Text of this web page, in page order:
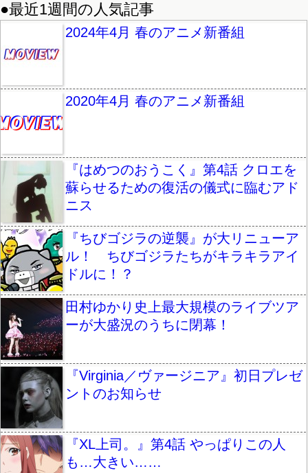
●最近1週間の人気記事
2024年4月 春のアニメ新番組
2020年4月 春のアニメ新番組
『はめつのおうこく』第4話 クロエを
蘇らせるための復活の儀式に臨むアド
ニス
『ちびゴジラの逆襲』が大リニューア
ル！ ちびゴジラたちがキラキラアイ
ドルに！？
田村ゆかり史上最大規模のライブツア
ーが大盛況のうちに閉幕！
『Virginia／ヴァージニア』初日プレゼ
ントのお知らせ
『XL上司。』第4話 やっぱりこの人
も…大きい……